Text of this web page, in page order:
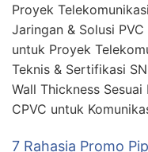
Proyek
Jaringan & Solusi
untuk Proyek
Teknis & Sertifikasi
Wall Thickness
CPVC untuk
7 Rahasia Promo